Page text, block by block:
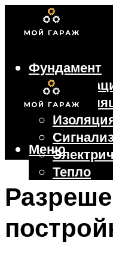
Фундамент
Тепло
Крыша
Ворота
Меню
Меню